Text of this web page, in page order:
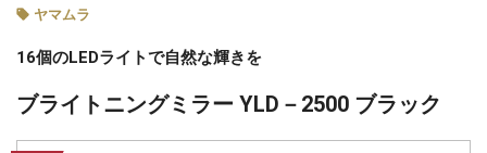
ヤマムラ
16個のLEDライトで自然な輝きを
ブライトニングミラー YLD－2500 ブラック